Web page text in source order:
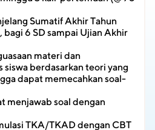
Sumatif Akhir Tahun
bagi 6 SD sampai Ujian Akhir
materi dan
siswa berdasarkan teori yang
dapat memecahkan soal-
menjawab soal dengan